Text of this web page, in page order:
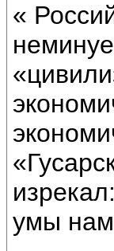
«
умы нам